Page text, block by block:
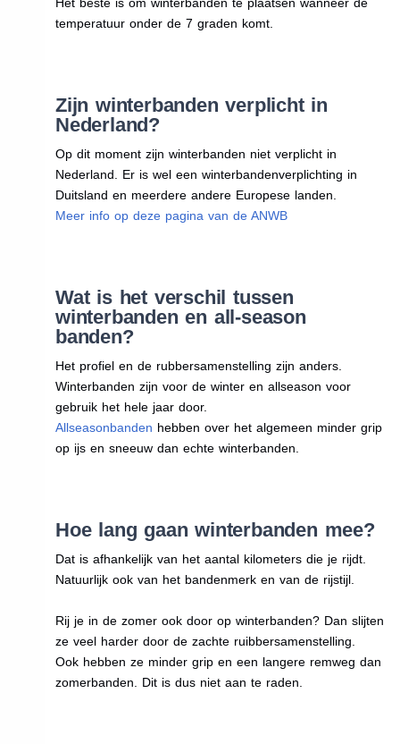
temperatuur onder de 7 graden komt.
Zijn winterbanden verplicht in
Nederland?
Op dit moment zijn winterbanden niet verplicht in
Nederland. Er is wel een winterbandenverplichting in
Duitsland en meerdere andere Europese landen.
Meer info op deze pagina van de ANWB
Wat is het verschil tussen
winterbanden en all-season
banden?
Het profiel en de rubbersamenstelling zijn anders.
Winterbanden zijn voor de winter en allseason voor
gebruik het hele jaar door.
Allseasonbanden hebben over het algemeen minder grip
op ijs en sneeuw dan echte winterbanden.
Hoe lang gaan winterbanden mee?
Dat is afhankelijk van het aantal kilometers die je rijdt.
Natuurlijk ook van het bandenmerk en van de rijstijl.
Rij je in de zomer ook door op winterbanden? Dan slijten
ze veel harder door de zachte ruibbersamenstelling.
Ook hebben ze minder grip en een langere remweg dan
zomerbanden. Dit is dus niet aan te raden.